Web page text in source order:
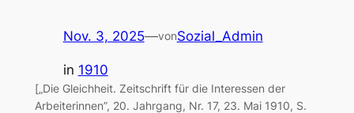
Nov. 3, 2025—vonSozial_Admin
in 1910
[„Die Gleichheit. Zeitschrift für die Interessen der
Arbeiterinnen”, 20. Jahrgang, Nr. 17, 23. Mai 1910, S.